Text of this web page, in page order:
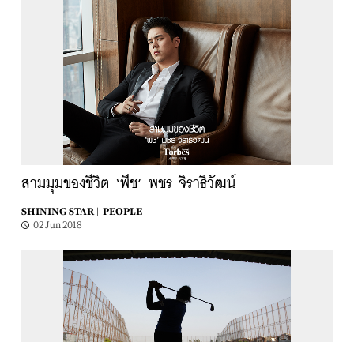
สามมุมของชีวิต ‘พีช’ พชร จิราธิวัฒน์
SHINING STAR |
PEOPLE
02 Jun 2018